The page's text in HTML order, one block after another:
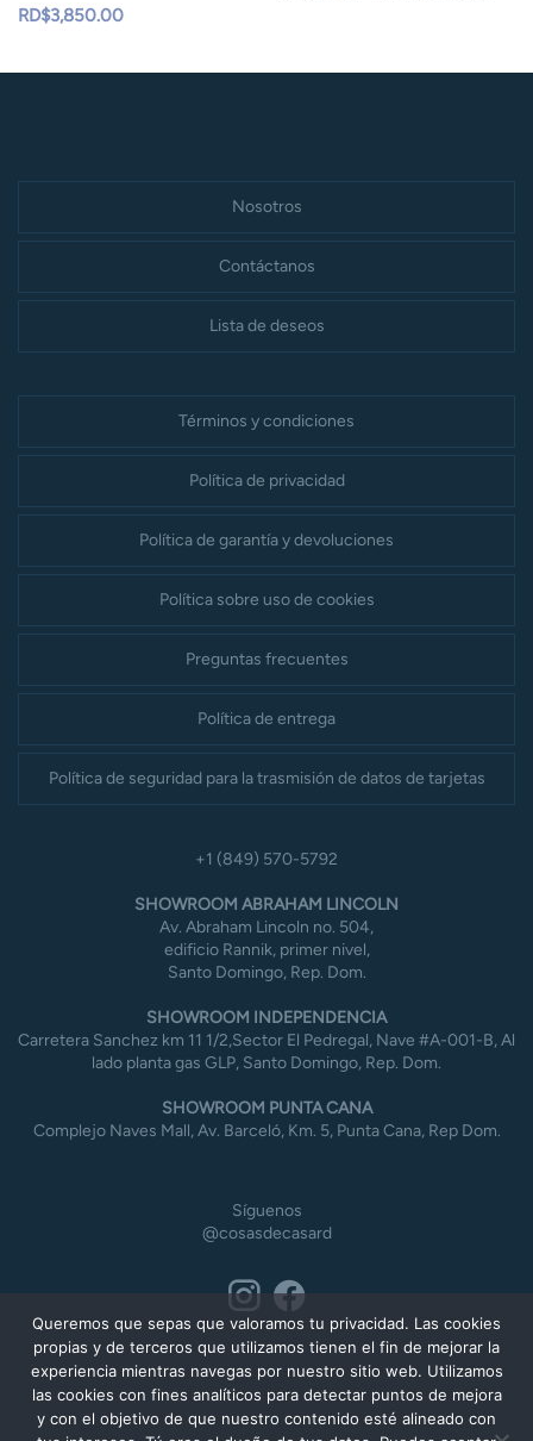
RD$3,850.00
Nosotros
Contáctanos
Lista de deseos
Términos y condiciones
Política de privacidad
Política de garantía y devoluciones
Política sobre uso de cookies
Preguntas frecuentes
Política de entrega
Política de seguridad para la trasmisión de datos de tarjetas
+1 (849) 570-5792
SHOWROOM ABRAHAM LINCOLN
Av. Abraham Lincoln no. 504,
edificio Rannik, primer nivel,
Santo Domingo, Rep. Dom.
SHOWROOM INDEPENDENCIA
Carretera Sanchez km 11 1/2,Sector El Pedregal, Nave #A-001-B, Al
lado planta gas GLP, Santo Domingo, Rep. Dom.
SHOWROOM PUNTA CANA
Complejo Naves Mall, Av. Barceló, Km. 5, Punta Cana, Rep Dom.
Síguenos
@cosasdecasard
Queremos que sepas que valoramos tu privacidad. Las cookies
propias y de terceros que utilizamos tienen el fin de mejorar la
experiencia mientras navegas por nuestro sitio web. Utilizamos
las cookies con fines analíticos para detectar puntos de mejora
y con el objetivo de que nuestro contenido esté alineado con